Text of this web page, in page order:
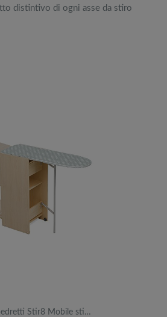
distintivo di ogni asse da stiro
Stir8 Mobile sti…